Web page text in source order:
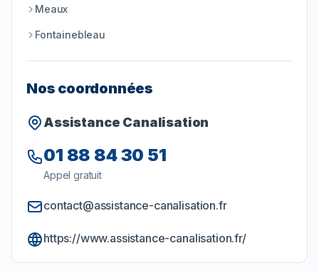
Meaux
Fontainebleau
Nos coordonnées
Assistance Canalisation
01 88 84 30 51
Appel gratuit
contact@assistance-canalisation.fr
https://www.assistance-canalisation.fr/